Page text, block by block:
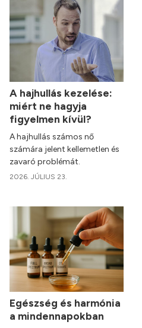
A hajhullás kezelése:
miért ne hagyja
figyelmen kívül?
A hajhullás számos nő
számára jelent kellemetlen és
zavaró problémát.
2026. JÚLIUS 23.
Egészség és harmónia
a mindennapokban